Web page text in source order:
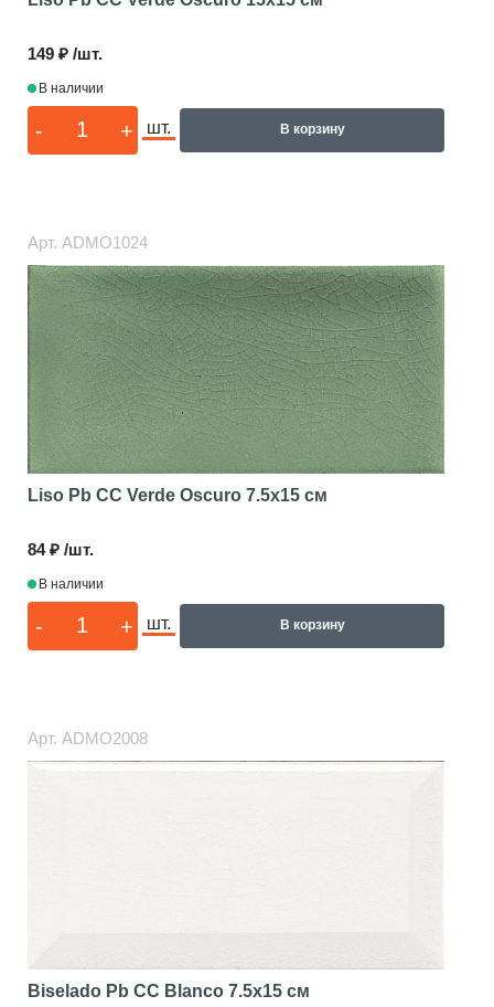
149 ₽ /шт.
В наличии
- + шт. В корзину
Арт. ADMO1024
Liso Pb CC Verde Oscuro 7.5x15 см
84 ₽ /шт.
В наличии
- + шт. В корзину
Арт. ADMO2008
Biselado Pb CC Blanco 7.5x15 см